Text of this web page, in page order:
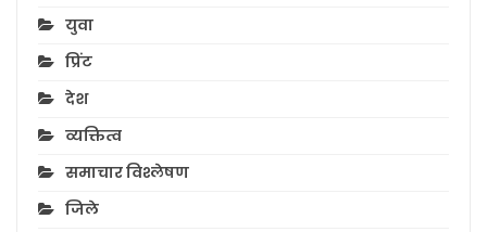
युवा
प्रिंट
देश
व्यक्तित्व
समाचार विश्लेषण
जिले